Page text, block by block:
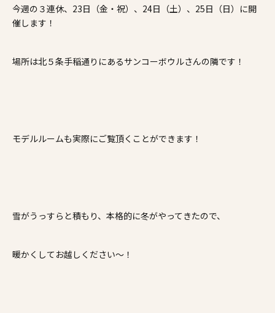
スタッフブログ
会員登録
今週の３連休、23日（金・祝）、24日（土）、25日（日）に開
催します！
場所は北５条手稲通りにあるサンコーボウルさんの隣です！
モデルルームも実際にご覧頂くことができます！
雪がうっすらと積もり、本格的に冬がやってきたので、
暖かくしてお越しください～！